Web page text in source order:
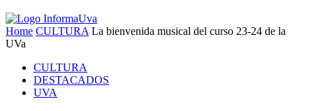
Home CULTURA La bienvenida musical del curso 23-24 de la
UVa
CULTURA
DESTACADOS
UVA